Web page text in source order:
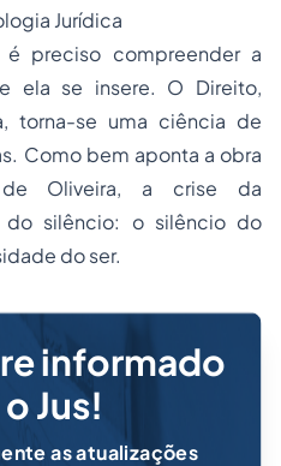
Jurídica
preciso compreender a
ela se insere. O Direito,
torna-se uma ciência de
Como bem aponta a obra
Oliveira, a crise da
do silêncio: o silêncio do
do ser.
informado
Jus!
as atualizações